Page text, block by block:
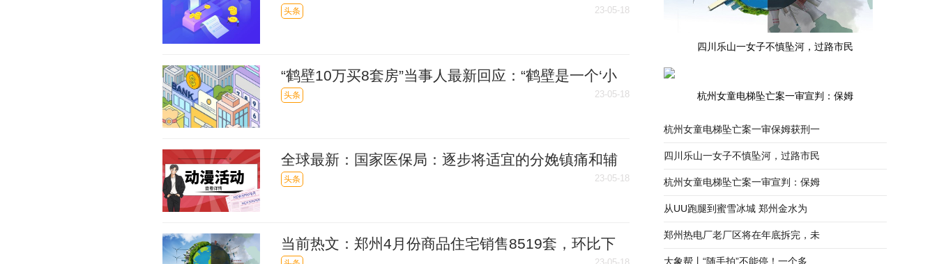
力“三产”高质量发展|天天快播
头条 23-05-18
“鹤壁10万买8套房”当事人最新回应：“鹤壁是一个‘小
而美’的城市”
头条 23-05-18
全球最新：国家医保局：逐步将适宜的分娩镇痛和辅
助生殖技术纳入医保
头条 23-05-18
当前热文：郑州4月份商品住宅销售8519套，环比下
四川乐山一女子不慎坠河，过路市民
杭州女童电梯坠亡案一审宣判：保姆
杭州女童电梯坠亡案一审保姆获刑一
四川乐山一女子不慎坠河，过路市民
杭州女童电梯坠亡案一审宣判：保姆
从UU跑腿到蜜雪冰城 郑州金水为
郑州热电厂老厂区将在年底拆完，未
大象帮丨“随手拍”不能停！一个多